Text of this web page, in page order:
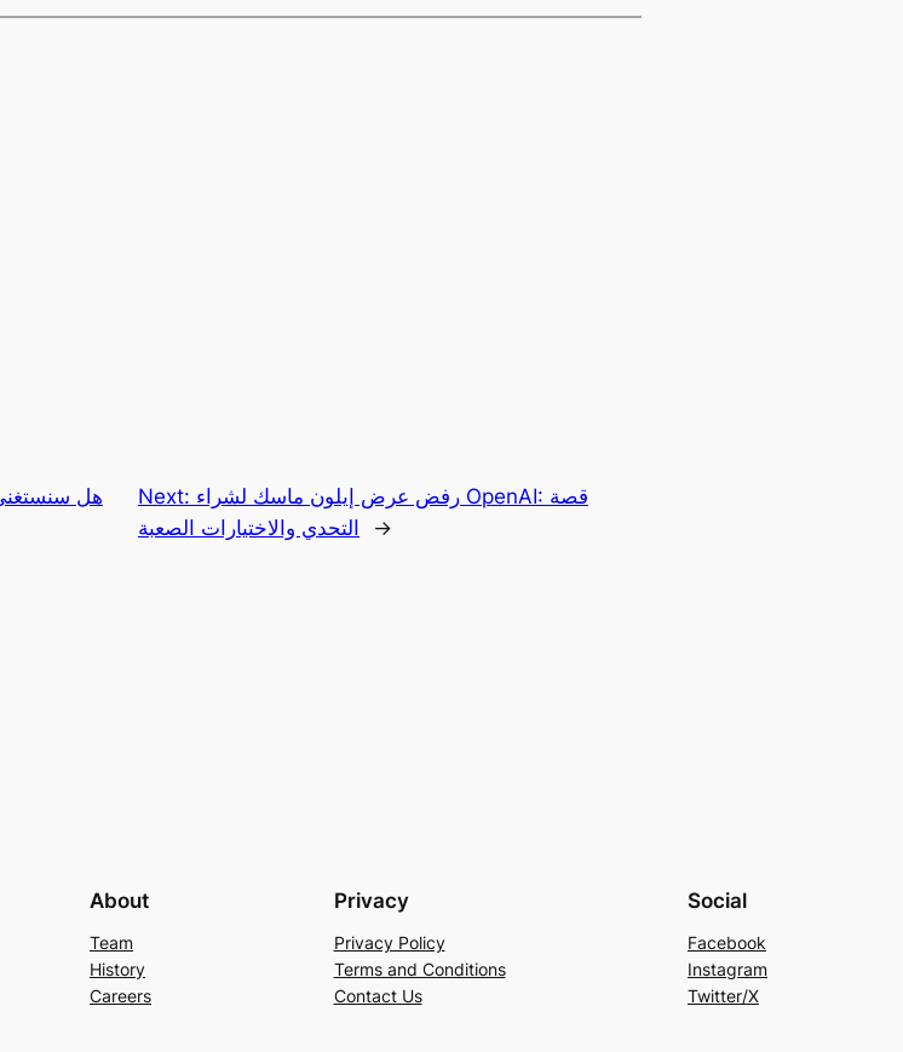
هل
Next: رفض عرض إيلون ماسك لشراء OpenAI: قصة
التحدي والاختيارات الصعبة
→
About
Team
History
Careers
Privacy
Privacy Policy
Terms and Conditions
Contact Us
Social
Facebook
Instagram
Twitter/X